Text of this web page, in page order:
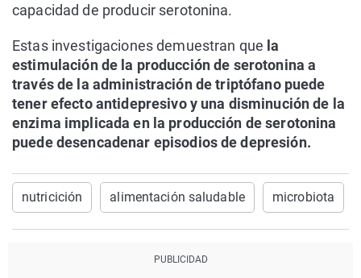
capacidad de producir serotonina.
Estas investigaciones demuestran que la
estimulación de la producción de serotonina a
través de la administración de triptófano puede
tener efecto antidepresivo y una disminución de la
enzima implicada en la producción de serotonina
puede desencadenar episodios de depresión.
nutricición alimentación saludable microbiota